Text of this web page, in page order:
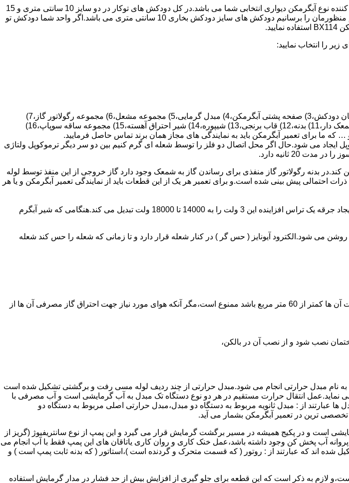
۴-سایز دودکش واحد:اگر واحد شما دارای دودکش تو کار تا پشت بام می باشد سایز این دودکش تعیین کننده نوع آبگرمکن دیواری انتخابی شما می باشد.در کل دودکش های توکار در دو سایز 10 سانتی متری و 15
سانتی متری می باشد به عبارت دیگر قطر دودکش داخل کار این ابعاد می باشد.برای اینکه بهتر بتوانیم منظورمان را برسانیم دودکش های سایز دودکش بخاری 10 سانتی متری می باشد.اگر واحد شما دودکش تو
قطعات ساختمان آب گرم کن های دیواری شمعک دار عبارتند از : 1) کلاهک تعدیل،2) کلاهک تعدیل جریان دودکش،3) صفحه پشتی آبگرمکن،4) مبدل گرمایی،5) مجموعه مشعل،6) مجموعه رگولاتور گاز،7)
مجموعه رگولاتور آب،8) رویه آبگرمکن،9) صفحه پشتی آبگرمکن،10) رگولاتور آب در آبگرمکن های شمعک دار،11) بدنه،12) قاب برنجی،13) شیپوره،14) شیر احتراق آهسته،15) مجموعه ساقه سوپاپ،16)
ایجاد می شود.حال اگر محل اتصال دو فلز را توسط شعله ای گرم کنیم بین دو سر دیگر ترموکوپل ولتاژی
بدنه رگولاتور گاز منفذی برای رساندن گاز به شمعک وجود دارد گاز خروجی از این منفذ توسط لوله
پیش بینی شده است.و برای تعمیر هر یک از این قطعات باید از نمایندگی تعمیر آبگرمکن و یا هر
برد کنترل آبگرمکن:نیروی محرکه این برد از یک آدابتور یا دو عدد باتری 1/5 ولت تامین می شود.برای ایجاد جرقه یک تراس افزاینده این 3 ولت را به 14000 تا 18000 ولت تبدیل می کند.هنگامی که شیر آبگرم
شود.الکترود آیونایز ( حس گر ) در کنار شعله قرار دارد و تا زمانی که شعله را حس کند شعله
نصب وسایل گاز سوز پر مصرف مانند آبگرمکن در واحدهای مسکونی و غیر مسکونی که مسحت آن ها کمتر از 60 متر مربع باشد ممنوع است،مگر آنکه هوای مورد نیاز جهت احتراق گاز مصرفی آن ها از
نصب شود و از نصب آن در بالکن،
مبدل حرارتی انجام می شود.مبدل حرارتی از چند ردیف لوله مسی رفت و برگشتی تشکیل شده است
نماید.عمل انتقال حرارت مستقیم در هر دو نوع دستگاه تک مبدل به آب گرمایشی است و آب مصرفی با
عبارتند از : مبدل ثانویه مربوط به دستگاه دو مبدل،مبدل حرارتی اصلی مربوط به دستگاه دو
ترین در تعمیر آبگرمکن بشمار می آید.
است و در پکیج همیشه در مسیر برگشت گرمایش قرار می گیرد و این پمپ از نوع سانتریفیوژ (گریز از
میانی پروانه آب پخش کن وجود داشته باشد،عمل خنک کاری و روان کاری یاتاقان های این پمپ فقط با آب انجام می
شده اند که عبارتند از : روتور ( که قسمت متحرک و گردنده است )،استاتور ( که بدنه ثابت پمپ است ) و
لازم به ذکر است که این قطعه برای جلو گیری از افزایش بیش از حد فشار در مدار گرمایش استفاده